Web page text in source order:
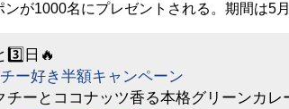
が1000名にプレゼントされる。期間は5月
3️⃣日🔥
ー好き半額キャンペーン
チーとココナッツ香る本格グリーンカレ